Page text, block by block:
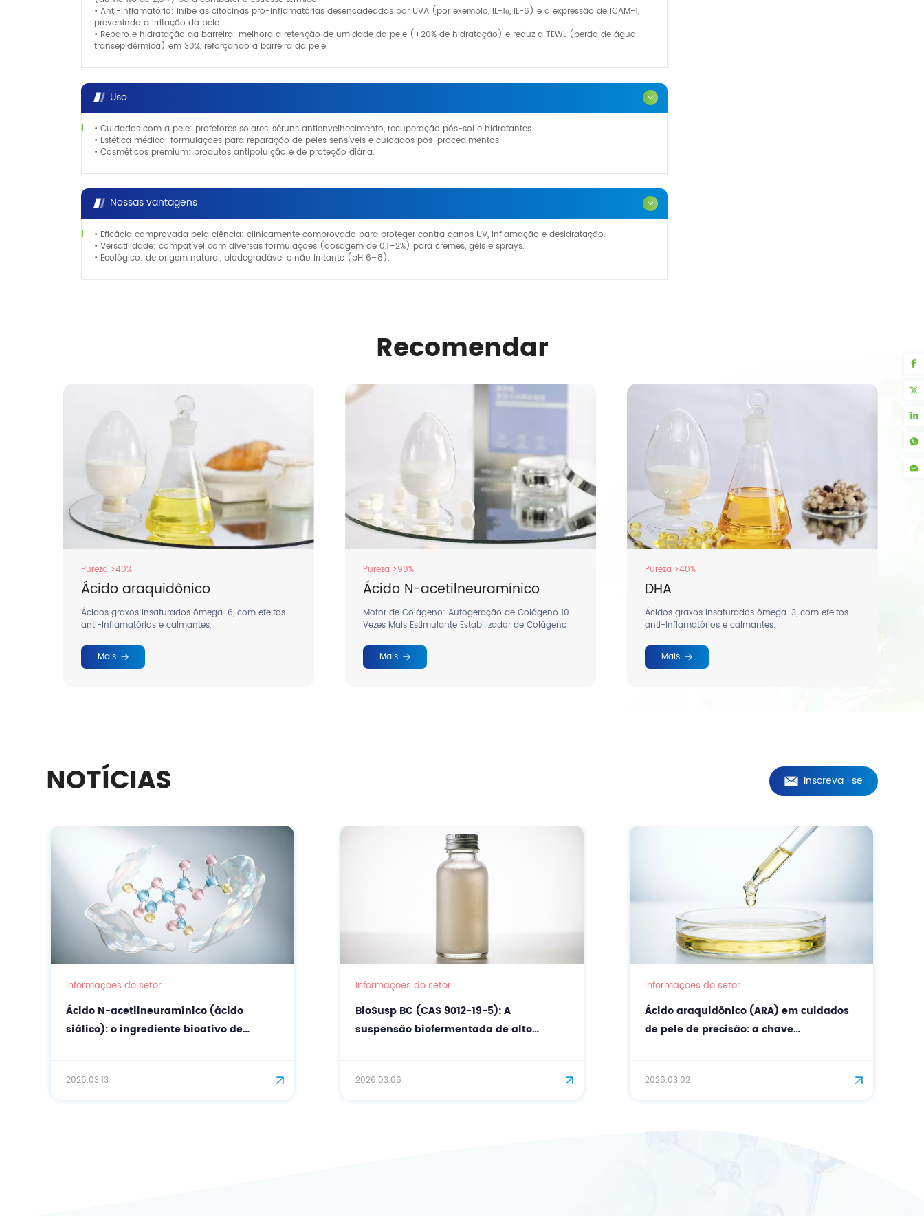
• Anti-inflamatório: inibe as citocinas pró-inflamatórias desencadeadas por UVA (por exemplo, IL-1α, IL-6) e a expressão de ICAM-1,
prevenindo a irritação da pele.
• Reparo e hidratação da barreira: melhora a retenção de umidade da pele (+20% de hidratação) e reduz a TEWL (perda de água
transepidérmica) em 30%, reforçando a barreira da pele.
Uso
• Cuidados com a pele: protetores solares, séruns antienvelhecimento, recuperação pós-sol e hidratantes.
• Estética médica: formulações para reparação de peles sensíveis e cuidados pós-procedimentos.
• Cosméticos premium: produtos antipoluição e de proteção diária.
Nossas vantagens
• Eficácia comprovada pela ciência: clinicamente comprovado para proteger contra danos UV, inflamação e desidratação.
• Versatilidade: compatível com diversas formulações (dosagem de 0,1–2%) para cremes, géis e sprays.
• Ecológico: de origem natural, biodegradável e não irritante (pH 6–8).
Recomendar
Pureza ≥40%
Ácido araquidônico
Ácidos graxos insaturados ômega-6, com efeitos
anti-inflamatórios e calmantes.
Mais
Pureza ≥98%
Ácido N-acetilneuramínico
Motor de Colágeno: Autogeração de Colágeno 10
Vezes Mais Estimulante Estabilizador de Colágeno
Mais
Pureza ≥40%
DHA
Ácidos graxos insaturados ômega-3, com efeitos
anti-inflamatórios e calmantes.
Mais
NOTÍCIAS Inscreva -se
Informações do setor
Ácido N-acetilneuramínico (ácido
siálico): o ingrediente bioativo de
2026.03.13
Informações do setor
BioSusp BC (CAS 9012-19-5): A
suspensão biofermentada de alto
2026.03.06
Informações do setor
Ácido araquidônico (ARA) em cuidados
de pele de precisão: a chave
2026.03.02